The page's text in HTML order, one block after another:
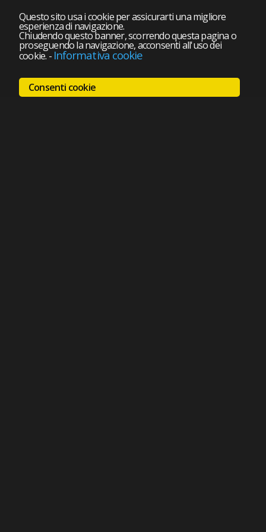
Questo sito usa i cookie per assicurarti una migliore
esperienza di navigazione.
Chiudendo questo banner, scorrendo questa pagina o
proseguendo la navigazione, acconsenti all'uso dei
cookie. - Informativa cookie
Consenti cookie